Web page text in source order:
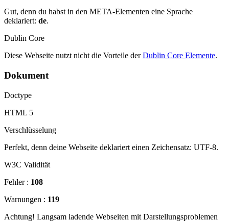
Gut, denn du habst in den META-Elementen eine Sprache
deklariert: de.
Dublin Core
Diese Webseite nutzt nicht die Vorteile derDublin Core Elemente.
Dokument
Doctype
HTML 5
Verschlüsselung
Perfekt, denn deine Webseite deklariert einen Zeichensatz: UTF-8.
W3C Validität
Fehler : 108
Warnungen : 119
Achtung! Langsam ladende Webseiten mit Darstellungsproblemen